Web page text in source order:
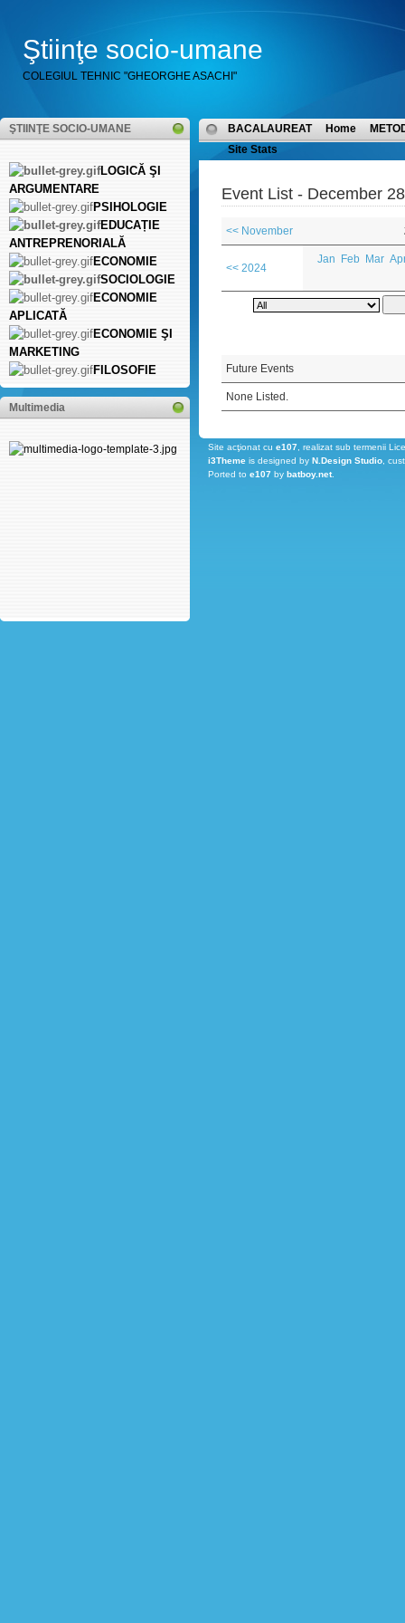
Ştiinţe socio-umane
COLEGIUL TEHNIC "GHEORGHE ASACHI"
ŞTIINŢE SOCIO-UMANE
LOGICĂ ŞI
ARGUMENTARE
PSIHOLOGIE
EDUCAȚIE
ANTREPRENORIALĂ
ECONOMIE
SOCIOLOGIE
ECONOMIE
APLICATĂ
ECONOMIE ŞI
MARKETING
FILOSOFIE
Multimedia
BACALAUREAT Home
Site Stats
Event List - December 28
<< November
<< 2024
Jan Feb Mar
Future Events
None Listed.
Site acţionat cu e107 , realizat sub termenii
i3Theme is designed by N.Design Studio ,
Ported to e107 by batboy.net.